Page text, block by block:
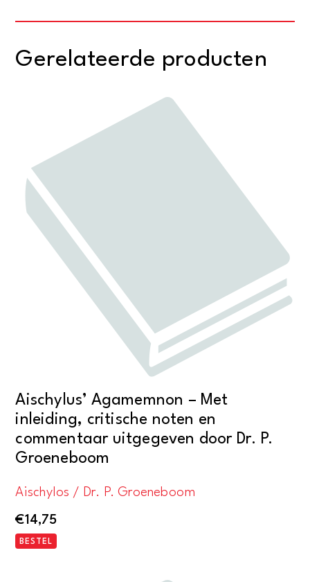
Gerelateerde producten
Aischylus’ Agamemnon – Met
inleiding, critische noten en
commentaar uitgegeven door Dr. P.
Groeneboom
Aischylos / Dr. P. Groeneboom
€14,75
BESTEL